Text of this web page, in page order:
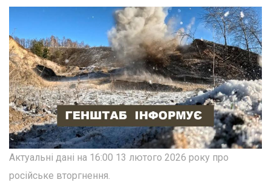
Актуальні дані на 16:00 13 лютого 2026 року про
російське вторгнення.